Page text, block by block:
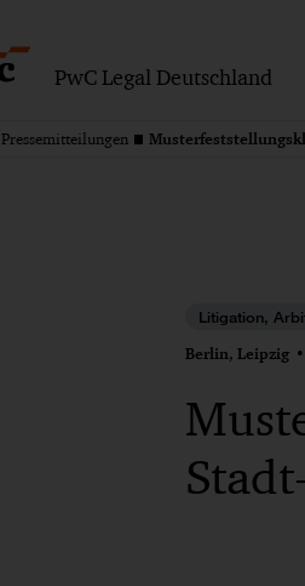
PwC Legal Deutschland
Pressemitteilungen
Litigation,
Berlin, Leipzig